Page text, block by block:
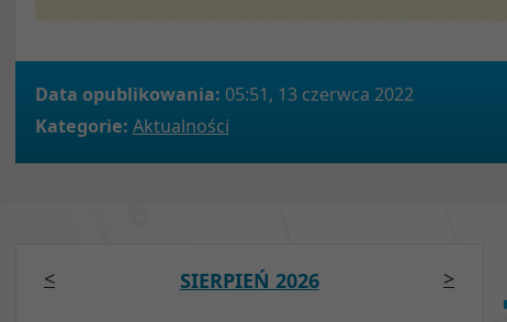
Data opublikowania: 05:51, 13 czerwca 2022
Kategorie: Aktualności
SIERPIEŃ 2026
< >